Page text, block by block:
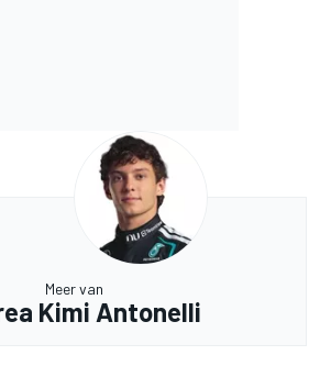
Meer van
Kimi Antonelli